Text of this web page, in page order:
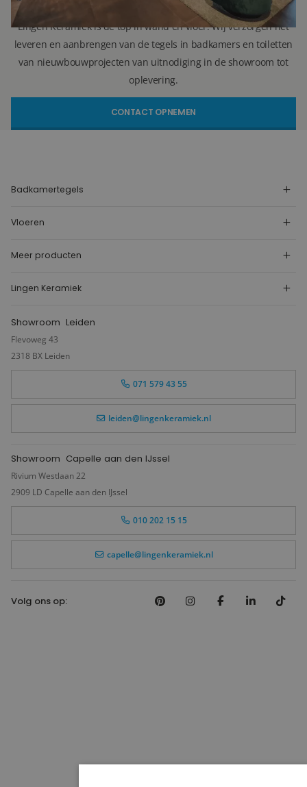
Lingen Keramiek is de top in wand en vloer. Wij verzorgen het
leveren en aanbrengen van de tegels in badkamers en toiletten
van nieuwbouwprojecten van uitnodiging in de showroom tot
oplevering.
CONTACT OPNEMEN
Badkamertegels
Vloeren
Meer producten
Lingen Keramiek
Showroom Leiden
Flevoweg 43
2318 BX Leiden
071 579 43 55
leiden@lingenkeramiek.nl
Showroom Capelle aan den IJssel
Rivium Westlaan 22
2909 LD Capelle aan den IJssel
010 202 15 15
capelle@lingenkeramiek.nl
Volg ons op: